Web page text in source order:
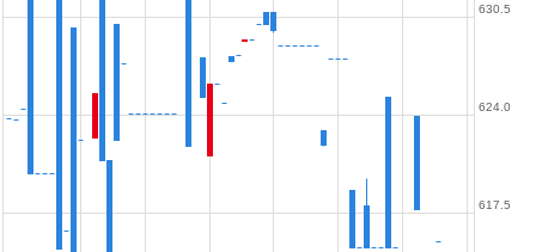
617.5
624.0
630.5